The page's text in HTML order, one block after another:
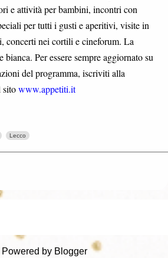
e attività per bambini, incontri con
per tutti i gusti e aperitivi, visite in
concerti nei cortili e cineforum. La
Per essere sempre aggiornato su
del programma, iscriviti alla
sitowww.appetiti.it
Lecco
Powered by Blogger